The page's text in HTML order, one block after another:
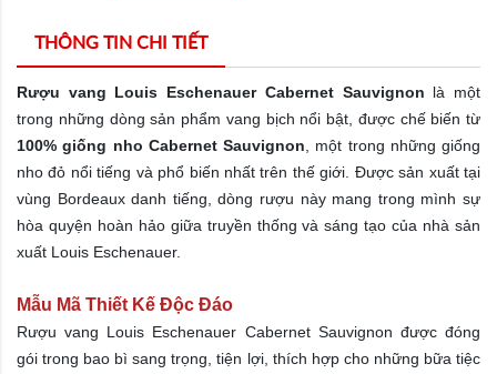
THÔNG TIN CHI TIẾT
Rượu vang Louis Eschenauer Cabernet Sauvignon là một
trong những dòng sản phẩm vang bịch nổi bật, được chế biến từ
100% giống nho Cabernet Sauvignon , một trong những giống
nho đỏ nổi tiếng và phổ biến nhất trên thế giới. Được sản xuất tại
vùng Bordeaux danh tiếng, dòng rượu này mang trong mình sự
hòa quyện hoàn hảo giữa truyền thống và sáng tạo của nhà sản
xuất Louis Eschenauer.
Mẫu Mã Thiết Kế Độc Đáo
Rượu vang Louis Eschenauer Cabernet Sauvignon được đóng
gói trong bao bì sang trọng, tiện lợi, thích hợp cho những bữa tiệc